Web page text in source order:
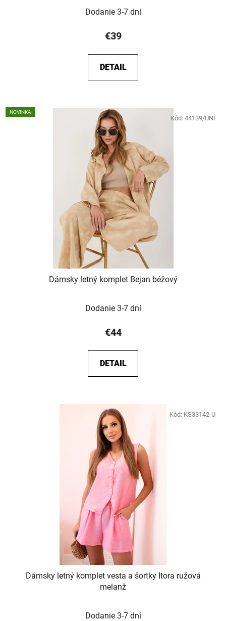
Dodanie 3-7 dní
€39
DETAIL
NOVINKA
Dámsky letný komplet Bejan béžový
Dodanie 3-7 dní
€44
DETAIL
Kód: 44139/UNI
Dámsky letný komplet vesta a šortky Itora ružová
melanž
Dodanie 3-7 dní
Kód: KS33142-U